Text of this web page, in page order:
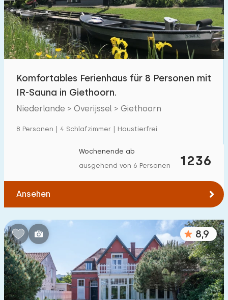
Schwimmbad 1700 +
Eingezäunter Garten 600 +
Haustierfrei 1800 +
Ladestation Auto
€ 0 — € 1000+
Schlafzimmern:
1 2 4 5
Badezimmer:
Komfortables Ferienhaus für 8 Personen mit
IR-Sauna in Giethoorn.
Niederlande > Overijssel > Giethoorn
8 Personen | 4 Schlafzimmer | Haustierfrei
1236
Wochenende ab
ausgehend von 6 Personen
Ansehen
8,9